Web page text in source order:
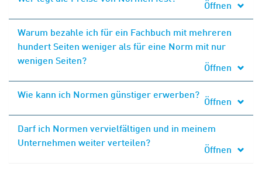
Öffnen
Warum bezahle ich für ein Fachbuch mit mehreren
hundert Seiten weniger als für eine Norm mit nur
wenigen Seiten?
Öffnen
Wie kann ich Normen günstiger erwerben?
Öffnen
Darf ich Normen vervielfältigen und in meinem
Unternehmen weiter verteilen?
Öffnen